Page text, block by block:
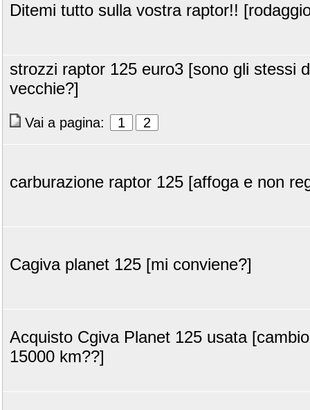
Ditemi tutto sulla vostra raptor!!
strozzi raptor 125 euro3 [sono gli stessi
vecchie?]
Vai a pagina: 1 2
carburazione raptor 125 [affoga e non
Cagiva planet 125 [mi conviene?]
Acquisto Cgiva Planet 125 usata
15000 km??]